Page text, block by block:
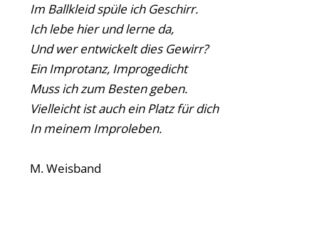
Im Ballkleid spüle ich Geschirr.
Ich lebe hier und lerne da,
Und wer entwickelt dies Gewirr?
Ein Improtanz, Improgedicht
Muss ich zum Besten geben.
Vielleicht ist auch ein Platz für dich
In meinem Improleben.
M. Weisband